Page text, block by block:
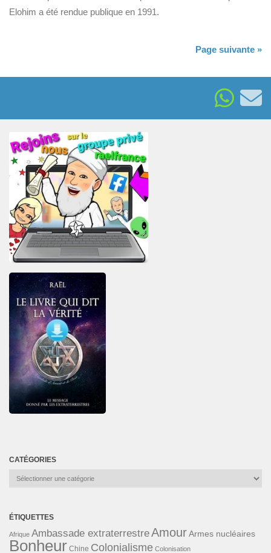
Elohim a été rendue publique en 1991.
Page suivante »
CATÉGORIES
Catégories
ÉTIQUETTES
Afrique Ambassade extraterrestreAmourArmes nucléaires
Bonheur Chine Colonialisme Colonisation